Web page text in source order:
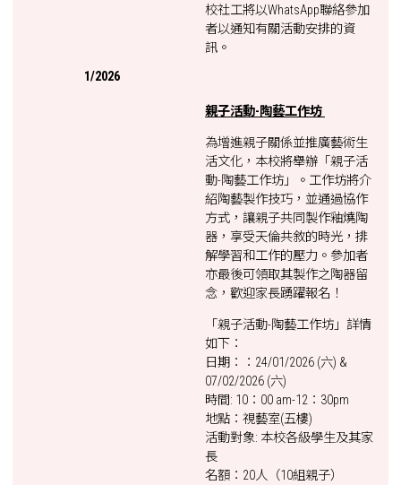
1/2026
校社工將以WhatsApp聯絡參加
者以通知有關活動安排的資
訊。
親子活動-陶藝工作坊
為增進親子關係並推廣藝術生
活文化，本校將舉辦「親子活
動-陶藝工作坊」。工作坊將介
紹陶藝製作技巧，並通過協作
方式，讓親子共同製作釉燒陶
器，享受天倫共敘的時光，排
解學習和工作的壓力。參加者
亦最後可領取其製作之陶器留
念，歡迎家長踴躍報名！
「親子活動-陶藝工作坊」詳情
如下：
日期：：24/01/2026 (六) &
07/02/2026 (六)
時間: 10：00 am-12：30pm
地點：視藝室(五樓)
活動對象: 本校各級學生及其家
長
名額：20人（10組親子）